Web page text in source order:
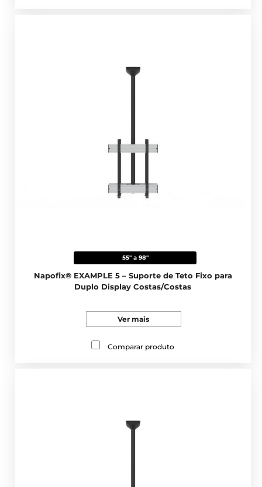
55" a 98"
Napofix® EXAMPLE 5 – Suporte de Teto Fixo para
Duplo Display Costas/Costas
Ver mais
Comparar produto